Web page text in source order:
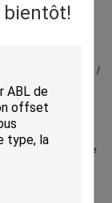
bientôt!
PET / PE / AL /
de
différentes
deux ou trois de
de la